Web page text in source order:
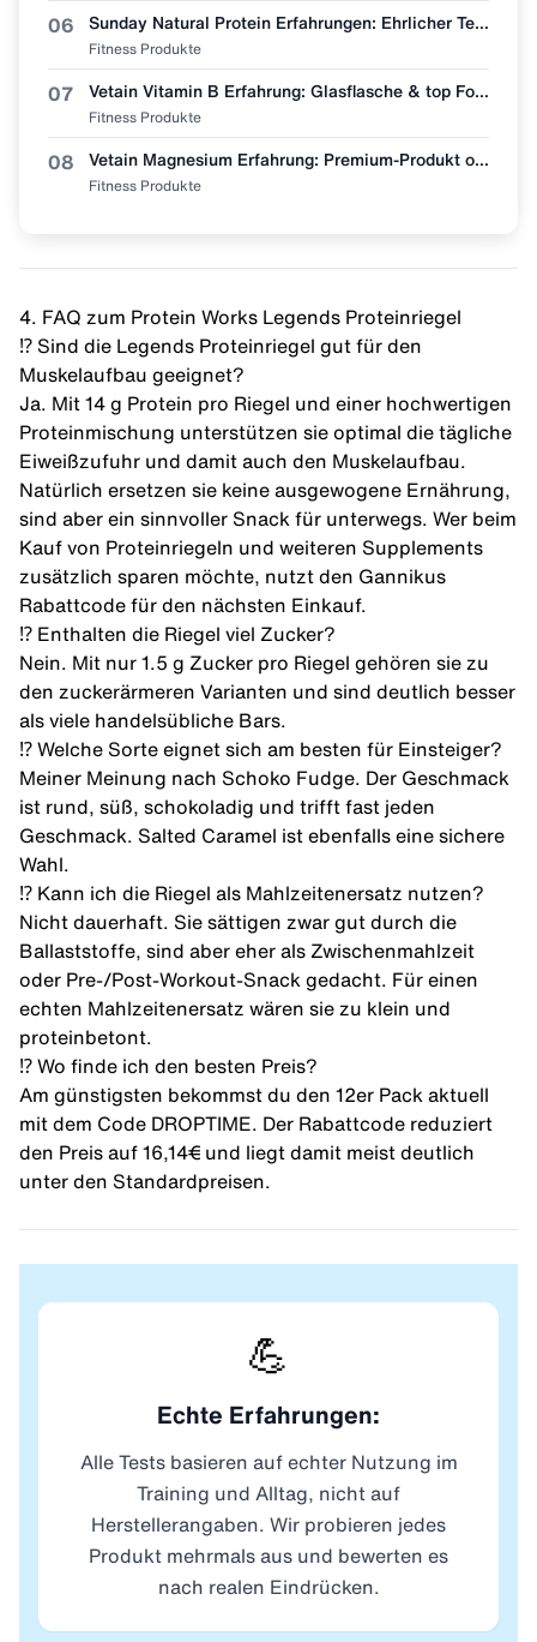
06 Sunday Natural Protein Erfahrungen: Ehrlicher Test (Bio & Vegan?)
Fitness Produkte
07 Vetain Vitamin B Erfahrung: Glasflasche & top Formel, aber lohnt sich der Preis?
Fitness Produkte
08 Vetain Magnesium Erfahrung: Premium-Produkt oder überteuert? Mein ehrlicher Test
Fitness Produkte
4. FAQ zum Protein Works Legends Proteinriegel
⁉️ Sind die Legends Proteinriegel gut für den
Muskelaufbau geeignet?
Ja. Mit 14 g Protein pro Riegel und einer hochwertigen
Proteinmischung unterstützen sie optimal die tägliche
Eiweißzufuhr und damit auch den Muskelaufbau
Natürlich ersetzen sie keine ausgewogene Ernährung,
sind aber ein sinnvoller Snack für unterwegs. Wer beim
Kauf von Proteinriegeln und weiteren Supplements
zusätzlich sparen möchte, nutzt den Gannikus
Rabattcode für den nächsten Einkauf.
⁉️ Enthalten die Riegel viel Zucker?
Nein. Mit nur 1.5 g Zucker pro Riegel gehören sie zu
den zuckerärmeren Varianten und sind deutlich besser
als viele handelsübliche Bars.
⁉️ Welche Sorte eignet sich am besten für Einsteiger?
Meiner Meinung nach Schoko Fudge. Der Geschmack
ist rund, süß, schokoladig und trifft fast jeden
Geschmack. Salted Caramel ist ebenfalls eine sichere
Wahl.
⁉️ Kann ich die Riegel als Mahlzeitenersatz nutzen?
Nicht dauerhaft. Sie sättigen zwar gut durch die
Ballaststoffe, sind aber eher als Zwischenmahlzeit
oder Pre-/Post-Workout-Snack gedacht. Für einen
echten Mahlzeitenersatz wären sie zu klein und
proteinbetont.
⁉️ Wo finde ich den besten Preis?
Am günstigsten bekommst du den 12er Pack aktuell
mit dem Code DROPTIME. Der Rabattcode reduziert
den Preis auf 16,14€ und liegt damit meist deutlich
unter den Standardpreisen.
💪
Echte Erfahrungen:
Alle Tests basieren auf echter Nutzung im
Training und Alltag, nicht auf
Herstellerangaben. Wir probieren jedes
Produkt mehrmals aus und bewerten es
nach realen Eindrücken.